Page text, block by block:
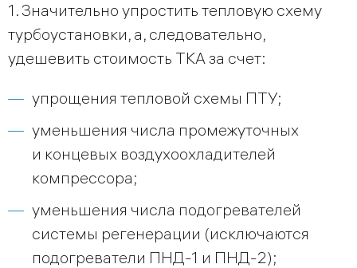
1. Значительно упростить тепловую схему
турбоустановки, а, следовательно,
удешевить стоимость ТКА за счет:
упрощения тепловой схемы ПТУ;
уменьшения числа промежуточных
и концевых воздухоохладителей
компрессора;
уменьшения числа подогревателей
системы регенерации (исключаются
подогреватели ПНД-1 и ПНД-2);